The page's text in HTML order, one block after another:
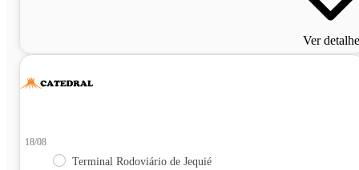
Ver
18/08
Terminal Rodoviário de Jequié